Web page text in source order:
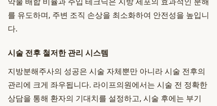
를 유도하며, 주변 조직 손상을 최소화하여 안전성을 높입니
다.
시술 전후 철저한 관리 시스템
지방분해주사의 성공은 시술 자체뿐만 아니라 시술 전후의
관리에 크게 좌우됩니다. 라이프의원에서는 시술 전 정확한
상담을 통해 환자의 기대치를 설정하고, 시술 후에는 부기